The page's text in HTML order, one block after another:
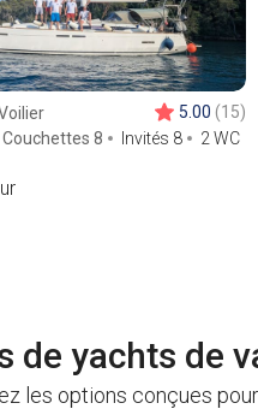
Couchettes 8 Invités 8
2 WC
5.00 (15)
de yachts de
les options conçues